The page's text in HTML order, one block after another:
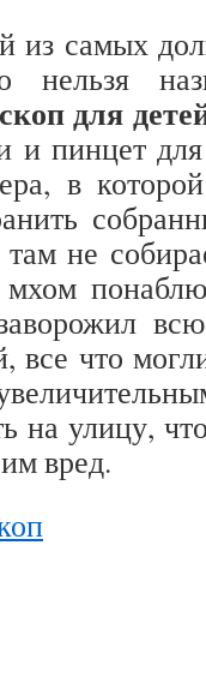
из самых
для
и пинцет
в
не
все что
на улицу,
вред.